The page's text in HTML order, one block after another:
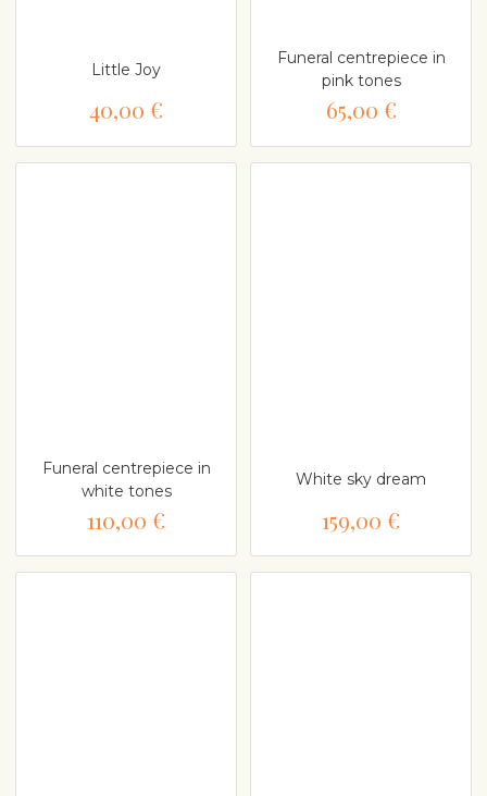
Little Joy
40,00 €
Funeral centrepiece in
pink tones
65,00 €
Funeral centrepiece in
white tones
110,00 €
White sky dream
159,00 €